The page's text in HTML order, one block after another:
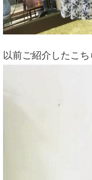
以前ご紹介したこ